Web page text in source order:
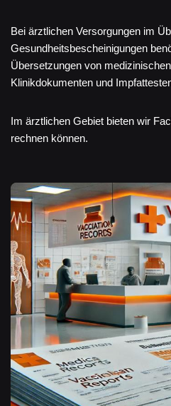
Bei ärztlichen Versorgungen im
Gesundheitsbescheinigungen
Übersetzungen von
Klinikdokumenten und
Im ärztlichen Gebiet bieten wir
rechnen können.